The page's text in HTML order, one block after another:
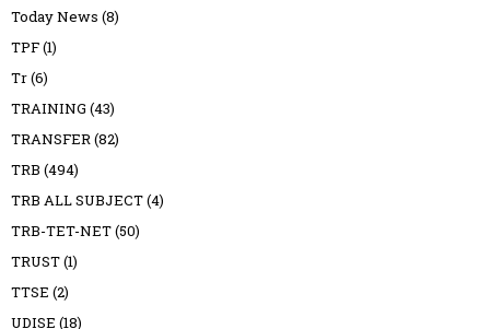
Today News (8)
TPF(1)
Tr(6)
TRAINING (43)
TRANSFER(82)
TRB (494)
TRB ALL SUBJECT(4)
TRB-TET-NET(50)
TRUST(1)
TTSE (2)
UDISE (18)